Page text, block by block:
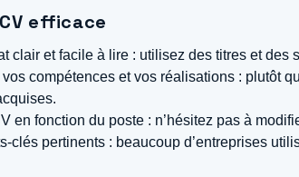
efficace
clair et facile à lire : utilisez des titres et
vos compétences et vos réalisations : plutôt
en fonction du poste : n’hésitez pas à
clés pertinents : beaucoup d’entreprises